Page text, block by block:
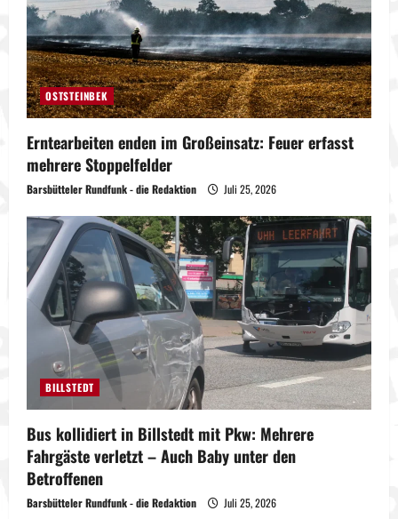
OSTSTEINBEK
Erntearbeiten enden im Großeinsatz: Feuer erfasst
mehrere Stoppelfelder
Barsbütteler Rundfunk - die Redaktion Juli 25, 2026
BILLSTEDT
Bus kollidiert in Billstedt mit Pkw: Mehrere
Fahrgäste verletzt – Auch Baby unter den
Betroffenen
Barsbütteler Rundfunk - die Redaktion Juli 25, 2026